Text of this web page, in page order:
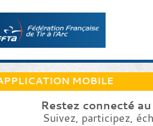
MOBILE
Restez connecté
Suivez, participez,